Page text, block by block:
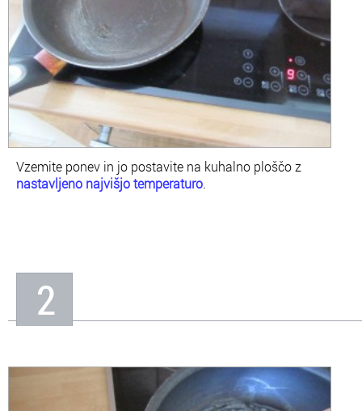
Vzemite ponev in jo postavite na kuhalno ploščo z
nastavljeno najvišjo temperaturo.
2